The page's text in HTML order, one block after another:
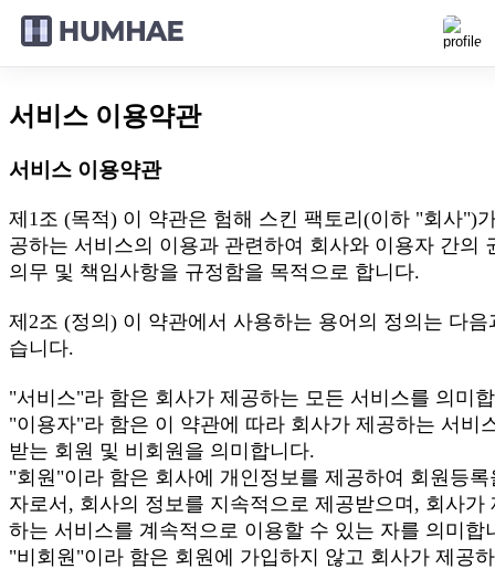
서비스 이용약관
서비스 이용약관
제1조 (목적) 이 약관은 험해 스킨 팩토리(이하 "회사")
공하는 서비스의 이용과 관련하여 회사와 이용자 간의
의무 및 책임사항을 규정함을 목적으로 합니다.
제2조 (정의) 이 약관에서 사용하는 용어의 정의는 다음
습니다.
"서비스"라 함은 회사가 제공하는 모든 서비스를 의미
"이용자"라 함은 이 약관에 따라 회사가 제공하는 서비
받는 회원 및 비회원을 의미합니다.
"회원"이라 함은 회사에 개인정보를 제공하여 회원등록
자로서, 회사의 정보를 지속적으로 제공받으며, 회사가
하는 서비스를 계속적으로 이용할 수 있는 자를 의미합
"비회원"이라 함은 회원에 가입하지 않고 회사가 제공